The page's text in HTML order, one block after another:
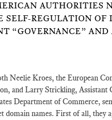
AUTHORITIES
SELF-REGULATION
“GOVERNANCE” AND
Neelie Kroes, the European
and Larry Strickling,
Department of Commerce,
domain names. First of all,